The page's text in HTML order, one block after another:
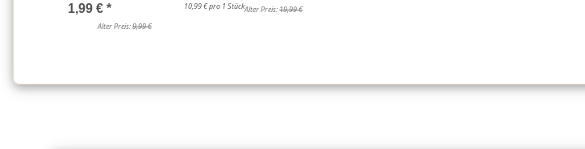
1,99 € *
Alter Preis:9,99 €
10,99 € pro 1 StückAlter Preis:19,99 €